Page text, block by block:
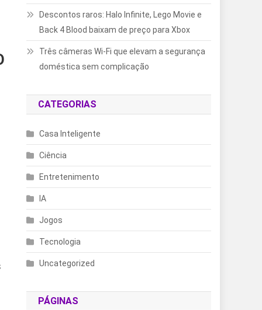
Descontos raros: Halo Infinite, Lego Movie e
Back 4 Blood baixam de preço para Xbox
Três câmeras Wi-Fi que elevam a segurança
doméstica sem complicação
CATEGORIAS
Casa Inteligente
Ciência
Entretenimento
IA
Jogos
Tecnologia
Uncategorized
PÁGINAS